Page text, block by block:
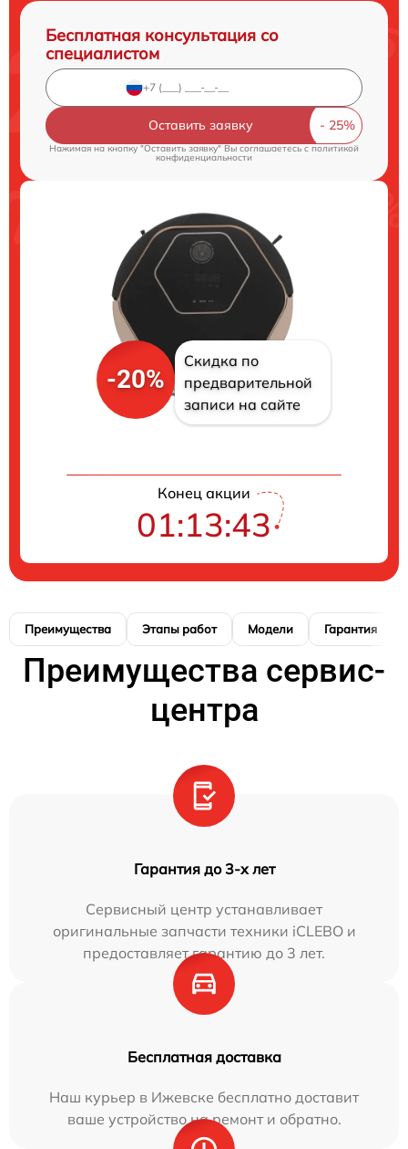
Бесплатная консультация со
специалистом
Оставить заявку
Нажимая на кнопку "Оставить заявку" Вы соглашаетесь cполитикой
конфиденциальности
-20%
Скидка по
предварительной
записи на сайте
Конец акции
01:13:42
Преимущества Этапы работ Модели Гарантия
Преимущества сервис-
центра
Гарантия до 3-х лет
Сервисный центр устанавливает
оригинальные запчасти техники iCLEBO и
предоставляет гарантию до 3 лет.
Бесплатная доставка
Наш курьер в Ижевске бесплатно доставит
ваше устройство на ремонт и обратно.